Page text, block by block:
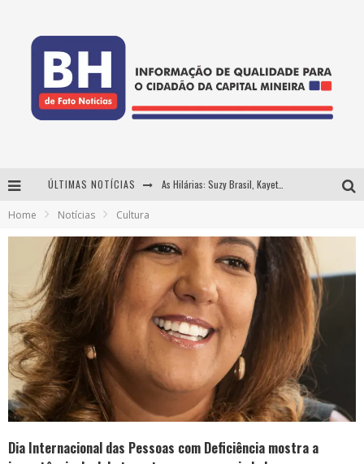
ÚLTIMAS NOTÍCIAS As Hilárias: Suzy Brasil, Kayete e Karoline Absinto retornam a Belo Horizonte para apresentação única no Teatro Sesiminas
Usecorp consolida a 'economia do uso' no B2B brasileiro, vira S.A. e impulsiona expansão com novo fundo estruturado
Home Notícias Cultura
Dia Internacional das Pessoas com Deficiência mostra a